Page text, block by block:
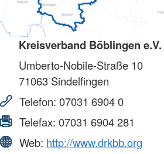
Kreisverband Böblingen e.V.
Umberto-Nobile-Straße 10
71063 Sindelfingen
Telefon: 07031 6904 0
Telefax: 07031 6904 281
Web: http://www.drkbb.org